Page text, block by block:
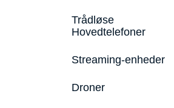
Trådløse
Hovedtelefoner
Streaming-enheder
Droner